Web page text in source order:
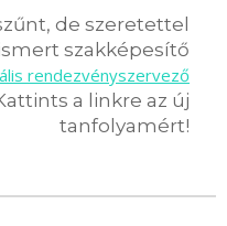
de szeretettel
szakképesítő
rendezvényszervező
a linkre az új
tanfolyamért!